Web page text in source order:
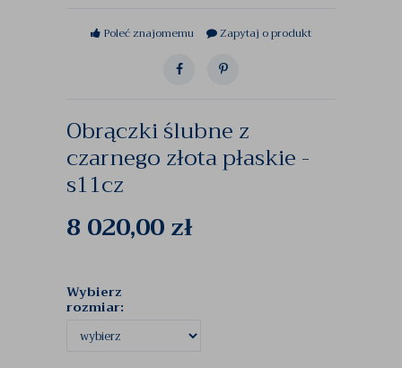
Poleć znajomemu Zapytaj o produkt
Obrączki ślubne z
czarnego złota płaskie -
s11cz
8 020,00zł
Wybierz
rozmiar: